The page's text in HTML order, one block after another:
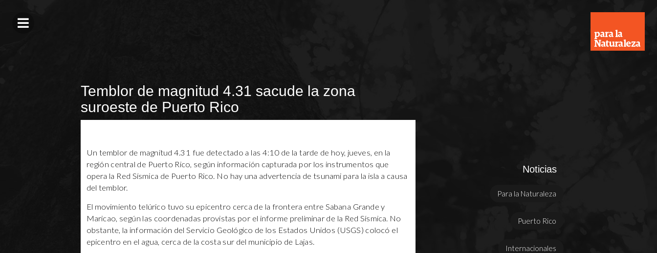
Temblor de magnitud 4.31 sacude la zona
suroeste de Puerto Rico
Un temblor de magnitud 4.31 fue detectado a las 4:10 de la tarde de hoy, jueves, en la
región central de Puerto Rico, según información capturada por los instrumentos que
opera la Red Sísmica de Puerto Rico. No hay una advertencia de tsunami para la isla a causa
del temblor.
El movimiento telúrico tuvo su epicentro cerca de la frontera entre Sabana Grande y
Maricao, según las coordenadas provistas por el informe preliminar de la Red Sísmica. No
obstante, la información del Servicio Geológico de los Estados Unidos (USGS) colocó el
epicentro en el agua, cerca de la costa sur del municipio de Lajas.
Noticias
Para la Naturaleza
Puerto Rico
Internacionales